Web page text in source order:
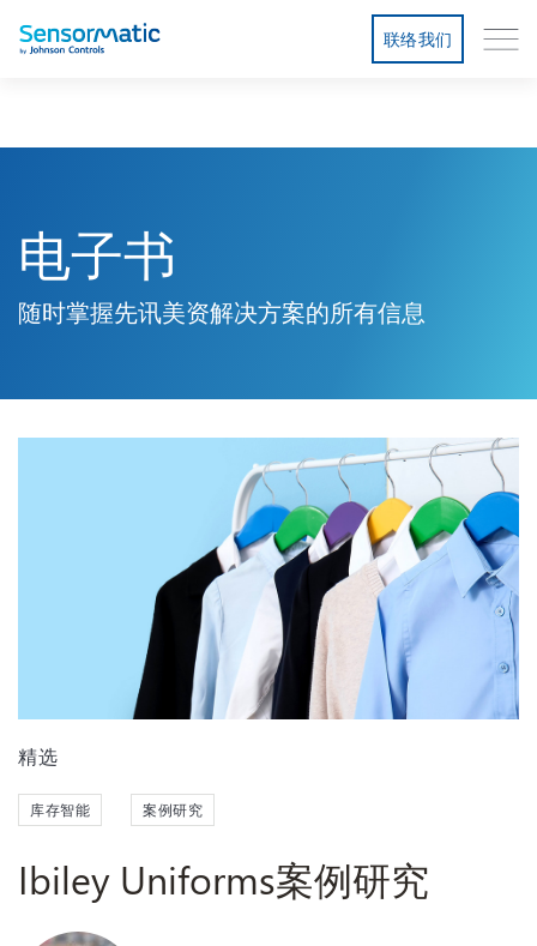
联络我们
电子书
随时掌握先讯美资解决方案的所有信息
精选
库存智能 案例研究
Ibiley Uniforms案例研究